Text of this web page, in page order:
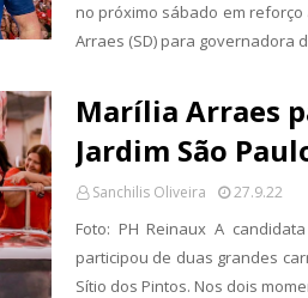
no próximo sábado em
Arraes (SD) para governadora
Marília Arraes
Jardim São
Sanchilis Oliveira 27.9.22
Foto: PH Reinaux A
participou de duas grandes
Sítio dos Pintos. Nos dois